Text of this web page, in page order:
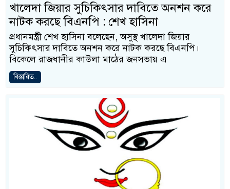
খালেদা জিয়ার সুচিকিৎসার দাবিতে অনশন করে
নাটক করছে বিএনপি : শেখ হাসিনা
প্রধানমন্ত্রী শেখ হাসিনা বলেছেন, অসুস্থ খালেদা জিয়ার
সুচিকিৎসার দাবিতে অনশন করে নাটক করছে বিএনপি।
বিকেলে রাজধানীর কাউলা মাঠের জনসভায় এ
বিস্তারিত..